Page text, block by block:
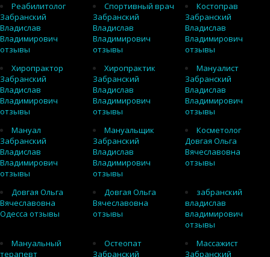
Реабилитолог
Забранский
Владислав
Владимирович
отзывы
Спортивный врач
Забранский
Владислав
Владимирович
отзывы
Костоправ
Забранский
Владислав
Владимирович
отзывы
Хиропрактор
Забранский
Владислав
Владимирович
отзывы
Хиропрактик
Забранский
Владислав
Владимирович
отзывы
Мануалист
Забранский
Владислав
Владимирович
отзывы
Мануал
Забранский
Владислав
Владимирович
отзывы
Мануальщик
Забранский
Владислав
Владимирович
отзывы
Косметолог
Довгая Ольга
Вячеславовна
отзывы
Довгая Ольга
Вячеславовна
Одесса отзывы
Довгая Ольга
Вячеславовна
отзывы
забранский
владислав
владимирович
отзывы
Мануальный
терапевт
Остеопат
Забранский
Массажист
Забранский